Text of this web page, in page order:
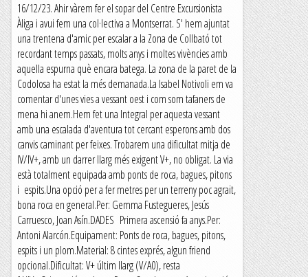
16/12/23. Ahir vàrem fer el sopar del Centre Excursionista
Àliga i avui fem una col·lectiva a Montserrat. S' hem ajuntat
una trentena d'amic per escalar a la Zona de Collbató tot
recordant temps passats, molts anys i moltes vivències amb
aquella espurna què encara batega. La zona de la paret de la
Codolosa ha estat la més demanada.La Isabel Notivoli em va
comentar d'unes vies a vessant oest i com som tafaners de
mena hi anem.Hem fet una Integral per aquesta vessant
amb una escalada d'aventura tot cercant esperons amb dos
canvis caminant per feixes. Trobarem una dificultat mitja de
IV/IV+, amb un darrer llarg més exigent V+, no obligat. La via
està totalment equipada amb ponts de roca, bagues, pitons
i espits.Una opció per a fer metres per un terreny poc agraït,
bona roca en general.Per: Gemma Fustegueres, Jesús
Carruesco, Joan Asín.DADES Primera ascensió fa anys.Per:
Antoni Alarcón.Equipament: Ponts de roca, bagues, pitons,
espits i un plom.Material: 8 cintes exprés, algun friend
opcional.Dificultat: V+ últim llarg (V/A0), resta